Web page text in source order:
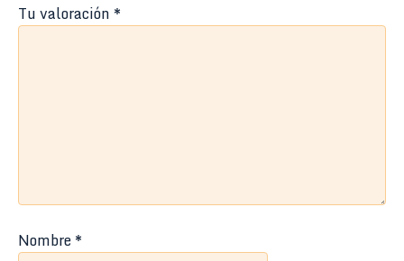
Tu valoración *
Nombre*